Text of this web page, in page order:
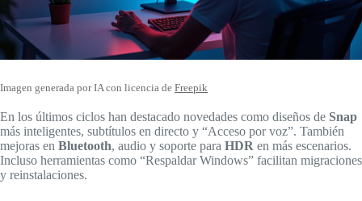
Imagen generada por IA con licencia de Freepik
En los últimos ciclos han destacado novedades como diseños de Snap
más inteligentes, subtítulos en directo y “Acceso por voz”. También
mejoras en Bluetooth, audio y soporte para HDR en más escenarios.
Incluso herramientas como “Respaldar Windows” facilitan migraciones
y reinstalaciones.